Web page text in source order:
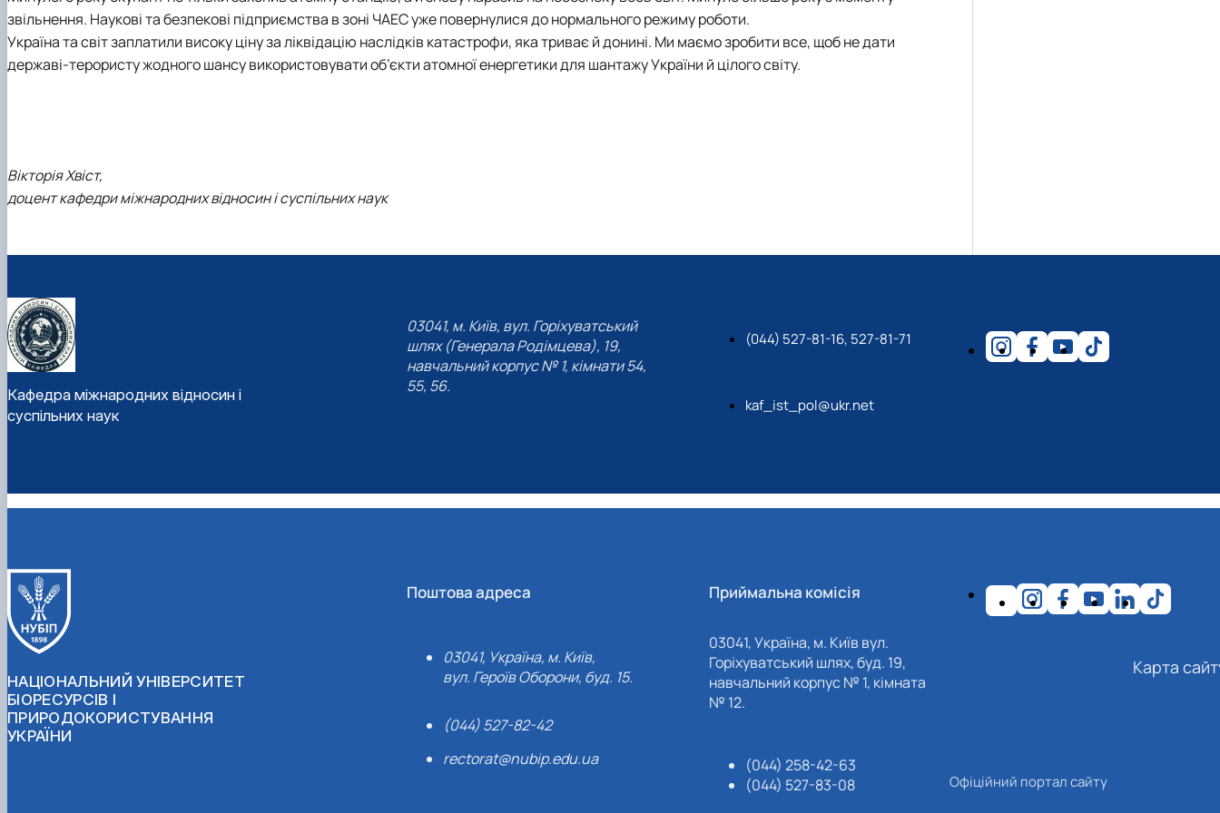
звільнення. Наукові та безпекові підприємства в зоні ЧАЕС уже повернулися до нормального режиму роботи.
Україна та світ заплатили високу ціну за ліквідацію наслідків катастрофи, яка триває й донині. Ми маємо зробити все, щоб не дати
державі-терористу жодного шансу використовувати об’єкти атомної енергетики для шантажу України й цілого світу.
Вікторія Хвіст,
доцент кафедри міжнародних відносин і суспільних наук
Кафедра міжнародних відносин і
суспільних наук
03041, м. Київ, вул. Горіхуватський
шлях (Генерала Родімцева), 19,
навчальний корпус № 1, кімнати 54,
55, 56.
(044) 527-81-16, 527-81-71
kaf_ist_pol@ukr.net
НАЦІОНАЛЬНИЙ УНІВЕРСИТЕТ
БІОРЕСУРСІВ І
ПРИРОДОКОРИСТУВАННЯ
УКРАЇНИ
Поштова адреса
03041, Україна, м. Київ,
вул. Героїв Оборони, буд. 15.
(044) 527-82-42
rectorat@nubip.edu.ua
Приймальна комісія
03041, Україна, м. Київ вул.
Горіхуватський шлях, буд. 19,
навчальний корпус № 1, кімната
№ 12.
(044) 258-42-63
(044) 527-83-08
Карта
Офіційний портал сайту